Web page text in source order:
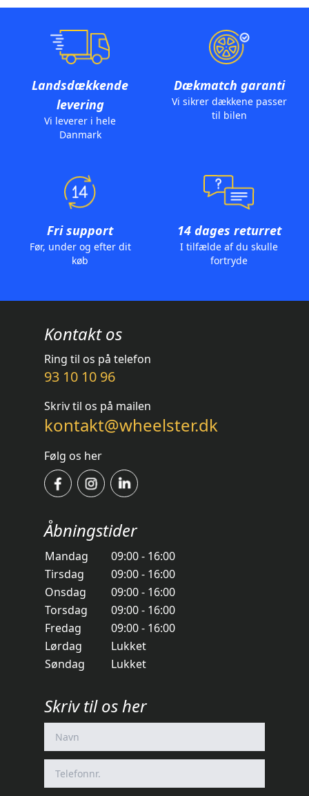
Landsdækkende
levering
Vi leverer i hele
Danmark
Dækmatch garanti
Vi sikrer dækkene passer
til bilen
Fri support
Før, under og efter dit
køb
14 dages returret
I tilfælde af du skulle
fortryde
Kontakt os
Ring til os på telefon
93 10 10 96
Skriv til os på mailen
kontakt@wheelster.dk
Følg os her
Åbningstider
Mandag
09:00 - 16:00
Tirsdag
09:00 - 16:00
Onsdag
09:00 - 16:00
Torsdag
09:00 - 16:00
Fredag
09:00 - 16:00
Lørdag
Lukket
Søndag
Lukket
Skriv til os her